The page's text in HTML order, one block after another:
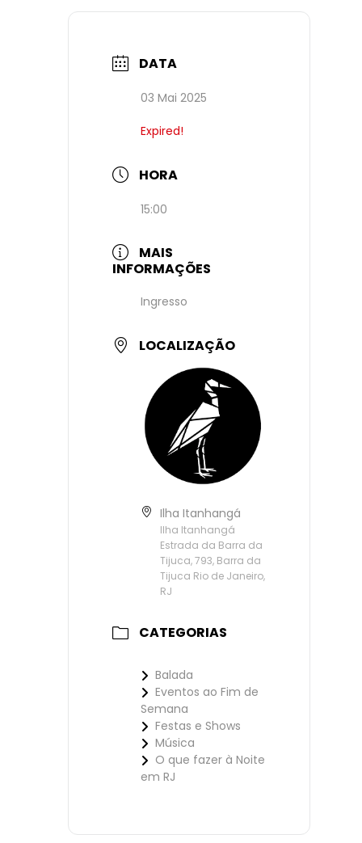
DATA
03 Mai 2025
Expired!
HORA
15:00
MAIS
INFORMAÇÕES
Ingresso
LOCALIZAÇÃO
Ilha Itanhangá
Ilha Itanhangá
Estrada da Barra da
Tijuca, 793, Barra da
Tijuca Rio de Janeiro,
RJ
CATEGORIAS
Balada
Eventos ao Fim de
Semana
Festas e Shows
Música
O que fazer à Noite
em RJ